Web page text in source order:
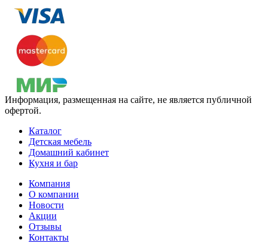
Информация, размещенная на сайте, не является публичной
офертой.
Каталог
Детская мебель
Домашний кабинет
Кухня и бар
Компания
О компании
Новости
Акции
Отзывы
Контакты